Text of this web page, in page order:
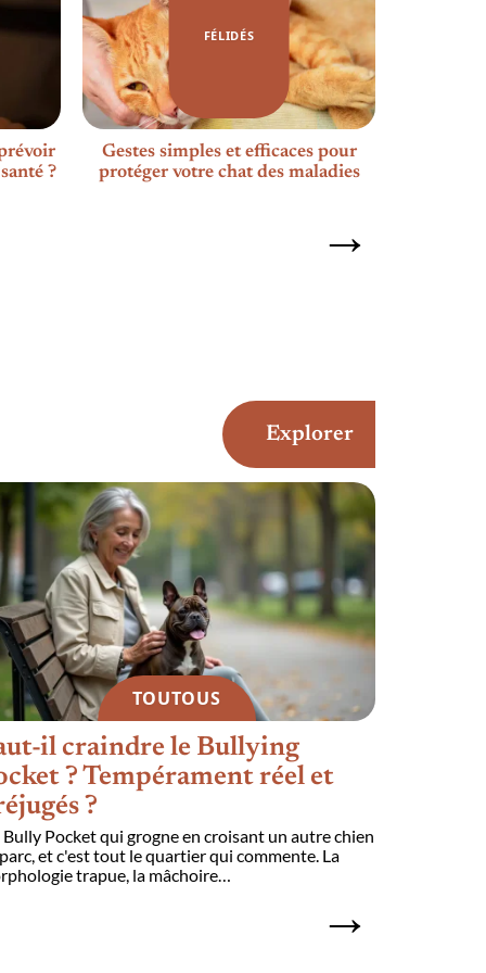
?
FÉLIDÉS
Gestes simples et efficaces pour
protéger votre chat des maladies
Explorer
TOUTOUS
il craindre le Bullying
? Tempérament réel et
?
Bully Pocket qui grogne en croisant un autre chien
et c'est tout le quartier qui commente. La
trapue, la mâchoire…